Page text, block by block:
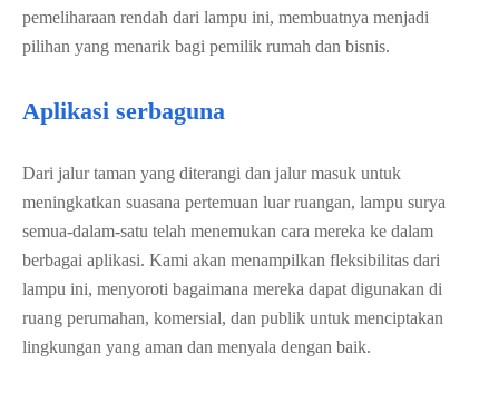
pemeliharaan rendah dari lampu ini, membuatnya menjadi
pilihan yang menarik bagi pemilik rumah dan bisnis.
Aplikasi serbaguna
Dari jalur taman yang diterangi dan jalur masuk untuk
meningkatkan suasana pertemuan luar ruangan, lampu surya
semua-dalam-satu telah menemukan cara mereka ke dalam
berbagai aplikasi. Kami akan menampilkan fleksibilitas dari
lampu ini, menyoroti bagaimana mereka dapat digunakan di
ruang perumahan, komersial, dan publik untuk menciptakan
lingkungan yang aman dan menyala dengan baik.